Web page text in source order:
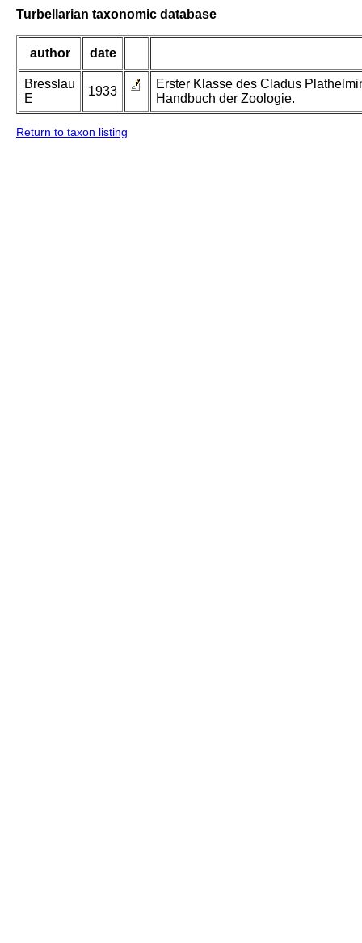
Turbellarian taxonomic database
author date
Bresslau
E
1933
Erster Klasse des Cladus
Handbuch der Zoologie.
Return to taxon listing